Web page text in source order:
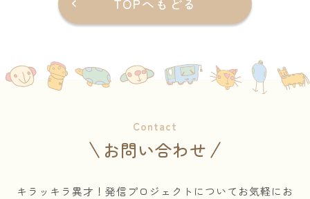
Contact
お問い合わせ
キラッキラ異才！発信プロジェクトについてお気軽にお